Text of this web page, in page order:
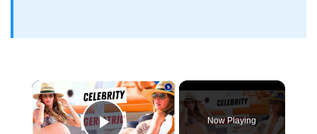
×
Now Playing